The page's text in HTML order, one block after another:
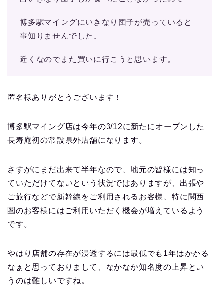
博多駅マイングにいきなり団子が売っていると
事知りませんでした。
近くなのでまた買いに行こうと思います。
匿名様ありがとうございます！
博多駅マイング店は今年の3/12に新たにオープンした
長寿庵初の常設県外店舗になります。
さすがにまだ出来て半年なので、地元の皆様には知っ
ていただけてないという状況ではありますが、出張や
ご旅行などで新幹線をご利用されるお客様、特に関西
圏のお客様にはご利用いただく機会が増えているよう
です。
やはり店舗の存在が浸透するには最低でも1年はかかる
なぁと思っておりまして、なかなか知名度の上昇とい
うのは難しいですね。